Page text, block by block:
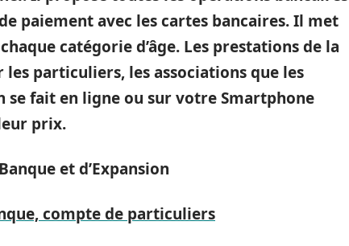
paiement avec les cartes bancaires. Il met
catégorie d’âge. Les prestations de la
particuliers, les associations que les
se fait en ligne ou sur votre Smartphone
prix.
et d’Expansion
compte de particuliers